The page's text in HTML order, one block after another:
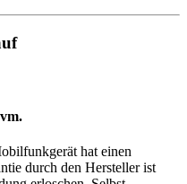
hat einen
durch den Hersteller ist